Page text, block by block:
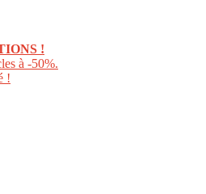
!
à -50%.
!